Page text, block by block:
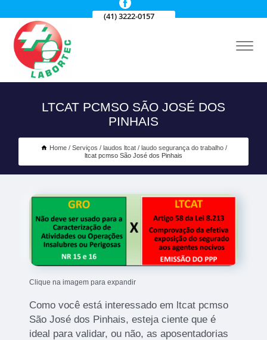
(41) 3222-0157
LTCAT PCMSO SÃO JOSÉ DOS
PINHAIS
Home Serviços laudos ltcat
laudo segurança do trabalho
ltcat pcmso São José dos Pinhais
Clique na imagem para expandir
Como você está interessado em ltcat pcmso
São José dos Pinhais, esteja ciente que é
ideal para validar, ou não, as aposentadorias